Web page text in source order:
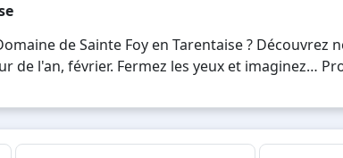
de Sainte Foy en Tarentaise ? Découvrez
de l'an, février. Fermez les yeux et imaginez…
où vous pourrez mêler les plaisirs de la glisse
Pour un week-end ou pour 7 jours en
créer des souvenirs uniques de vos vacances